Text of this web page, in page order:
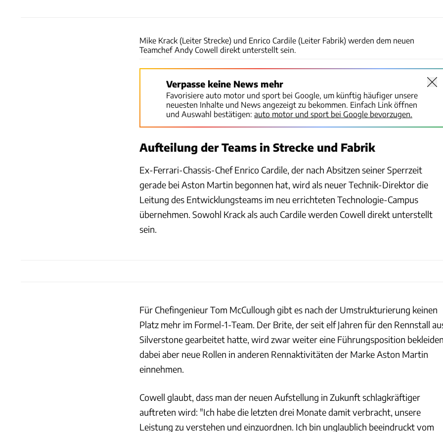
Mike Krack (Leiter Strecke) und Enrico Cardile (Leiter Fabrik) werden dem neuen
Teamchef Andy Cowell direkt unterstellt sein.
Verpasse keine News mehr
Favorisiere auto motor und sport bei Google, um künftig häufiger unsere
neuesten Inhalte und News angezeigt zu bekommen. Einfach Link öffnen
und Auswahl bestätigen: auto motor und sport bei Google bevorzugen.
Aufteilung der Teams in Strecke und Fabrik
Ex-Ferrari-Chassis-Chef Enrico Cardile, der nach Absitzen seiner Sperrzeit
gerade bei Aston Martin begonnen hat, wird als neuer Technik-Direktor die
Leitung des Entwicklungsteams im neu errichteten Technologie-Campus
übernehmen. Sowohl Krack als auch Cardile werden Cowell direkt unterstellt
sein.
Für Chefingenieur Tom McCullough gibt es nach der Umstrukturierung keinen
Platz mehr im Formel-1-Team. Der Brite, der seit elf Jahren für den Rennstall
Silverstone gearbeitet hatte, wird zwar weiter eine Führungsposition bekleiden,
dabei aber neue Rollen in anderen Rennaktivitäten der Marke Aston Martin
einnehmen.
Cowell glaubt, dass man der neuen Aufstellung in Zukunft schlagkräftiger
auftreten wird: "Ich habe die letzten drei Monate damit verbracht, unsere
Leistung zu verstehen und einzuordnen. Ich bin unglaublich beeindruckt vom